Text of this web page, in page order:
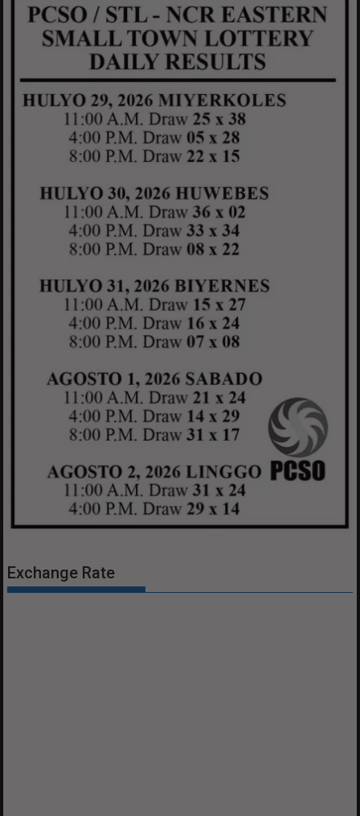
Exchange Rate